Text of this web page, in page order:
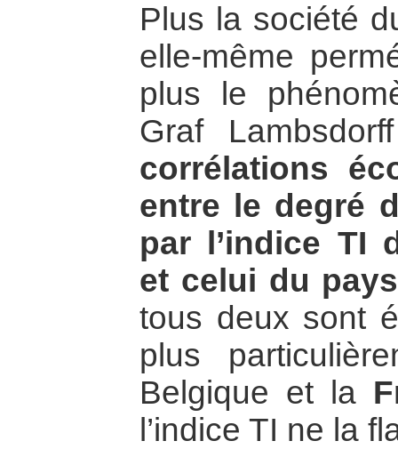
Plus la société
elle-même
plus le
Graf
corrélations
entre le degré
par l’indice TI
et celui du
tous deux sont
plus
Belgique et la
l’indice TI ne la